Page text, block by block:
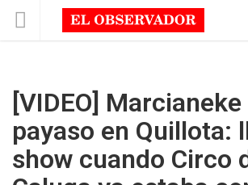
[VIDEO]
payaso en Quillota:
show cuando Circo